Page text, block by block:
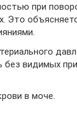
при
Это
без видимых
в моче.